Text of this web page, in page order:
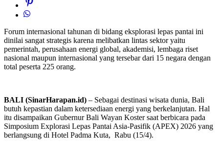
Forum internasional tahunan di bidang eksplorasi lepas pantai ini
dinilai sangat strategis karena melibatkan lintas sektor yaitu
pemerintah, perusahaan energi global, akademisi, lembaga riset
nasional maupun internasional yang tersebar dari 15 negara dengan
total peserta 225 orang.
BALI (SinarHarapan.id) – Sebagai destinasi wisata dunia, Bali
butuh kepastian dalam ketersediaan energi yang berkelanjutan. Hal
itu disampaikan Gubernur Bali Wayan Koster saat berbicara pada
Simposium Explorasi Lepas Pantai Asia-Pasifik (APEX) 2026 yang
berlangsung di Hotel Padma Kuta, Rabu (15/4).